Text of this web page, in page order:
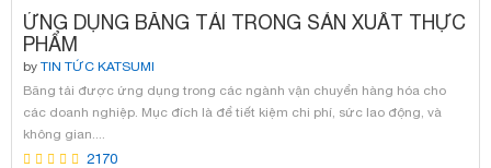
ỨNG DỤNG BĂNG TẢI TRONG SẢN XUẤT THỰC
PHẨM
by TIN TỨC KATSUMI
Băng tải được ứng dụng trong các ngành vận chuyển hàng hóa cho
các doanh nghiệp. Mục đích là để tiết kiệm chi phí, sức lao động, và
không gian....
2170